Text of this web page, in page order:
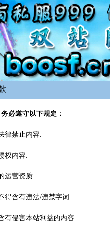
必遵守以下规定：
律禁止内容.
权内容.
运营资质.
得含有违法/违禁字词.
有侵害本站利益的内容.